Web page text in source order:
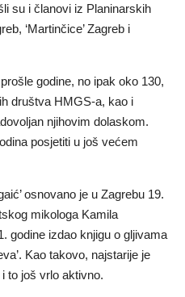
su i članovi iz Planinarskih
‘Martinčice’ Zagreb i
godine, no ipak oko 130,
društva HMGS-a, kao i
njihovim dolaskom.
posjetiti u još većem
osnovano je u Zagrebu 19.
mikologa Kamila
godine izdao knjigu o gljivama
Kao takovo, najstarije je
to još vrlo aktivno.